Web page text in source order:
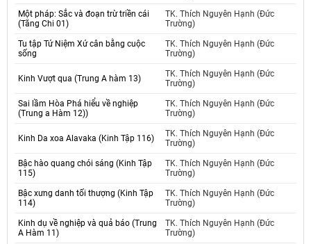
Một pháp: Sắc và đoạn trừ triền cái
(Tăng Chi 01)
TK. Thích Nguyên Hạnh (Đức
Trường)
Tu tập Tứ Niệm Xứ cân bằng cuộc
sống
TK. Thích Nguyên Hạnh (Đức
Trường)
Kinh Vượt qua (Trung A hàm 13)
TK. Thích Nguyên Hạnh (Đức
Trường)
Sai lầm Hòa Phá hiểu về nghiệp
(Trung a Hàm 12))
TK. Thích Nguyên Hạnh (Đức
Trường)
Kinh Da xoa Alavaka (Kinh Tập 116)
TK. Thích Nguyên Hạnh (Đức
Trường)
Bậc hào quang chói sáng (Kinh Tập
115)
TK. Thích Nguyên Hạnh (Đức
Trường)
Bậc xưng danh tối thượng (Kinh Tập
114)
TK. Thích Nguyên Hạnh (Đức
Trường)
Kinh dụ về nghiệp và quả báo (Trung
A Hàm 11)
TK. Thích Nguyên Hạnh (Đức
Trường)